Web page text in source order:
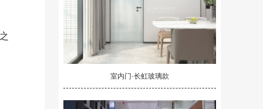
室内门·长虹玻璃款